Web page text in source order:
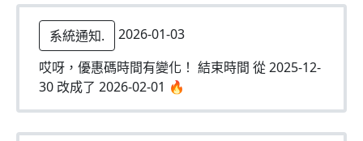
系統通知.
2026-01-03
哎呀，優惠碼時間有變化！ 結束時間 從 2025-12-
30 改成了 2026-02-01 🔥